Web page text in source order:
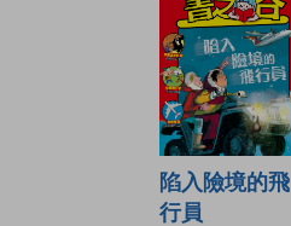
陷入險境的飛
行員